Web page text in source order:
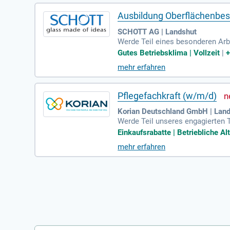
Ausbildung
SCHOTT AG | Landshut
Werde Teil eines besonderen
und das gute Gefühl, am
ft ermöglicht. Bei unserer
Gutes Betriebsklima | Vollzeit |
mehr erfahren
Pflegefachkraft (w/m/d)
Korian Deutschland GmbH |
Werde Teil unseres
e. Wir suchen motivierte
Wert auf die Individualität und
en leben gemeinsam die Werte
ebedürftigen durch deine
Einkaufsrabatte | Betriebliche
mehr erfahren